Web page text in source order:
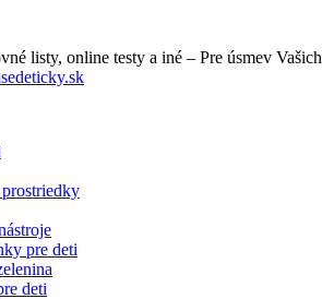
listy, online testy a iné – Pre úsmev
pre deti
deti